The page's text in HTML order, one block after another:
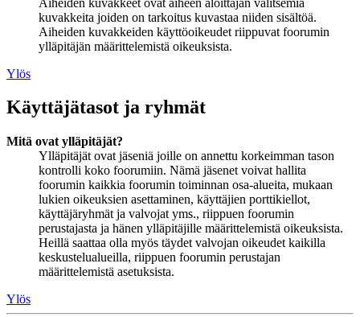
kuvakkeita joiden on tarkoitus kuvastaa niiden sisältöä.
Aiheiden kuvakkeiden käyttöoikeudet riippuvat foorumin
ylläpitäjän määrittelemistä oikeuksista.
Ylös
Käyttäjätasot ja ryhmät
Mitä ovat ylläpitäjät?
Ylläpitäjät ovat jäseniä joille on annettu korkeimman tason
kontrolli koko foorumiin. Nämä jäsenet voivat hallita
foorumin kaikkia foorumin toiminnan osa-alueita, mukaan
lukien oikeuksien asettaminen, käyttäjien porttikiellot,
käyttäjäryhmät ja valvojat yms., riippuen foorumin
perustajasta ja hänen ylläpitäjille määrittelemistä oikeuksista.
Heillä saattaa olla myös täydet valvojan oikeudet kaikilla
keskustelualueilla, riippuen foorumin perustajan
määrittelemistä asetuksista.
Ylös